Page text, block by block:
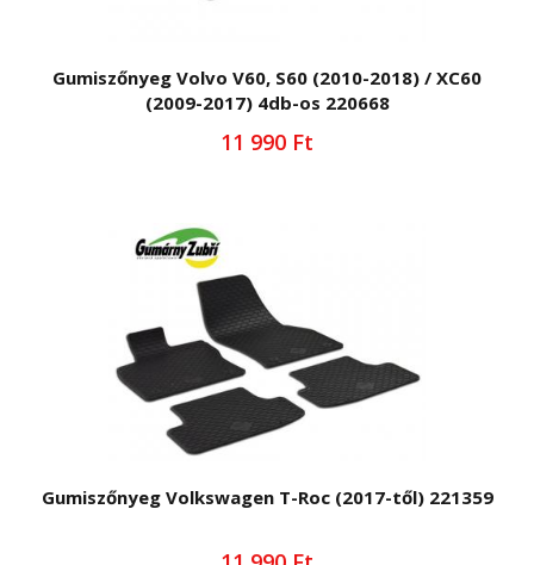
Gumiszőnyeg Volvo V60, S60 (2010-2018) / XC60
(2009-2017) 4db-os 220668
11 990 Ft
Gumiszőnyeg Volkswagen T-Roc (2017-től) 221359